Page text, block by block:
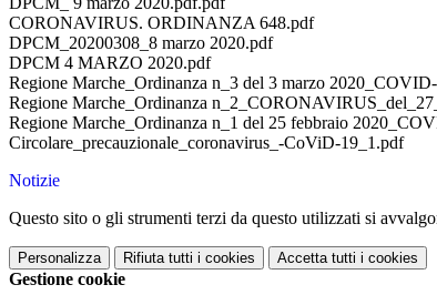
CORONAVIRUS. ORDINANZA 648.pdf
DPCM_20200308_8 marzo 2020.pdf
DPCM 4 MARZO 2020.pdf
Regione Marche_Ordinanza n_3 del 3 marzo
Regione Marche_Ordinanza
Regione Marche_Ordinanza n_1 del 25 febbraio
Circolare_precauzionale_coronavirus_-CoViD-19_1.pdf
Notizie
Questo sito o gli strumenti terzi da questo utilizzati si
Personalizza Rifiuta tutti i cookies Accetta tutti i cookies
Gestione cookie